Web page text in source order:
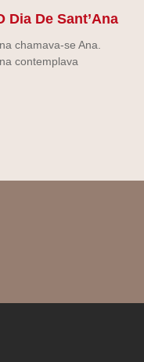
Dia De Sant’Ana
chamava-se Ana.
contemplava